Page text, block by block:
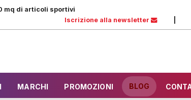
mq di articoli sportivi
Iscrizione alla newsletter
MARCHI PROMOZIONI BLOG